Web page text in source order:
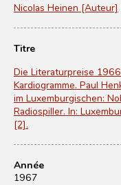
Nicolas Heinen [Auteur]
Titre
Die Literaturpreise
Kardiogramme. Paul
im Luxemburgischen:
Radiospiller. In:
[2].
Année
1967